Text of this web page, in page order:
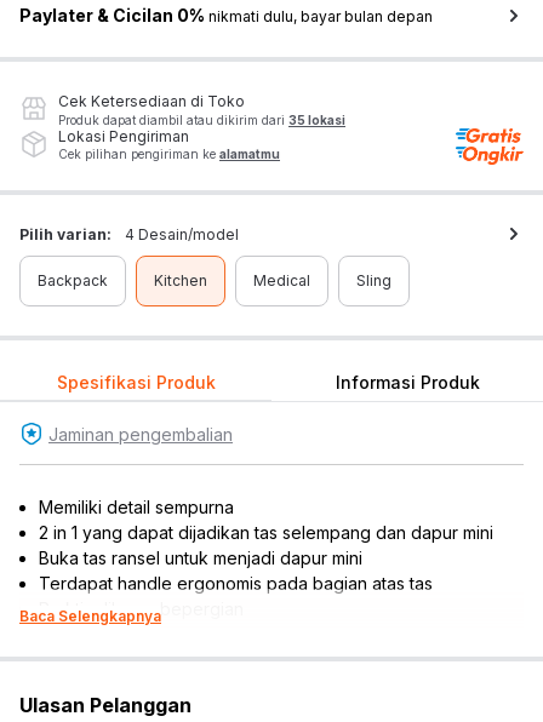
Paylater & Cicilan 0% nikmati dulu, bayar bulan depan
Cek Ketersediaan di Toko
Produk dapat diambil atau dikirim dari 35 lokasi
Lokasi Pengiriman
Cek pilihan pengiriman ke alamatmu
Pilih varian: 4 Desain/model
Backpack Kitchen Medical Sling
Spesifikasi Produk Informasi Produk
Jaminan pengembalian
Memiliki detail sempurna
2 in 1 yang dapat dijadikan tas selempang dan dapur mini
Buka tas ransel untuk menjadi dapur mini
Terdapat handle ergonomis pada bagian atas tas
Praktis dibawa bepergian
motorik, dan daya imajinatif anak
Rekomendasi umur pengguna: 3 tahun ke atas
Baca Selengkapnya
Ulasan Pelanggan